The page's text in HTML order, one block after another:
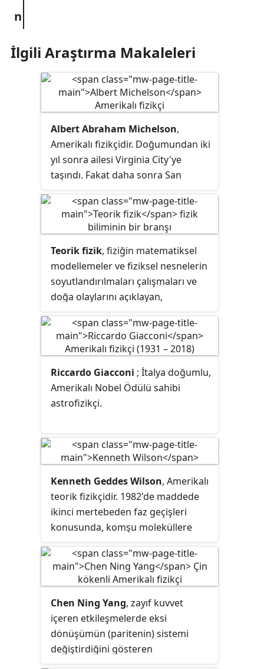
İlgili Araştırma Makaleleri
Albert Abraham Michelson,
Amerikalı fizikçidir. Doğumundan iki
yıl sonra ailesi Virginia City'ye
taşındı. Fakat daha sonra San
burada 1869 yılında liseyi bitirdi.
Başkan Grant tarafından U.S. Naval
Academy 'ye çağrıldı. Teğmen
olarak mezun olduktan sonra iki yıl
gemiyle gezdi. Daha sonra Amiral
Sampson'un yanında akademide
fizik ve kimya öğretmenliği yaptı.
Teorik fizik, fiziğin matematiksel
modellemeler ve fiziksel nesnelerin
soyutlandırılmaları çalışmaları ve
doğa olaylarını açıklayan,
yürüten fizik dalıdır. Bu deneysel
fiziğin zıttıdır ki deneysel fizik
araçlarla bu olayları soruşturur.
Riccardo Giacconi ; İtalya doğumlu,
Amerikalı Nobel Ödülü sahibi
astrofizikçi.
Kenneth Geddes Wilson, Amerikalı
teorik fizikçidir. 1982'de maddede
ikinci mertebeden faz geçişleri
konusunda, komşu moleküllere
teori geliştirdiği için Nobel Fizik
Ödülüne layık görüldü. Diğer bir
önemli çalışması da Kuvantum alan
kuramında kullanılan
renormalizasyon grupları tekniğini
ve felsefesini geliştirmiş olmasıdır.
Chen Ning Yang, zayıf kuvvet
içeren etkileşmelerde eksi
dönüşümün (paritenin) sistemi
değiştirdiğini gösteren